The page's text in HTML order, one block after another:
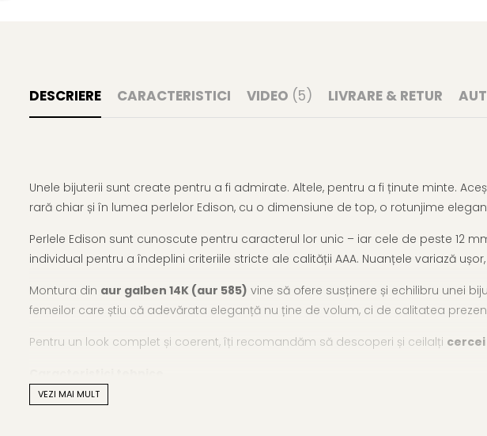
DESCRIERE CARACTERISTICI VIDEO (5) LIVRARE & RETUR
Unele bijuterii sunt create pentru a fi admirate. Altele, pentru a fi ținute minte.
rară chiar și în lumea perlelor Edison, cu o dimensiune de top, o rotunjime
Perlele Edison sunt cunoscute pentru caracterul lor unic – iar cele de peste 12
individual pentru a îndeplini criteriile stricte ale calității AAA. Nuanțele variază
Montura din aur galben 14K (aur 585) vine să ofere susținere și echilibru unei
femeilor care știu că adevărata eleganță nu ține de volum, ci de calitatea
Pentru un look complet și coerent, îți recomandăm să descoperi și ceilalți
Tipul perlei: perle naturale Edison
VEZI MAI MULT